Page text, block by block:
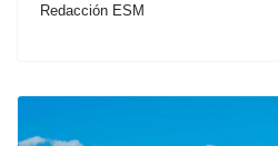
Redacción ESM